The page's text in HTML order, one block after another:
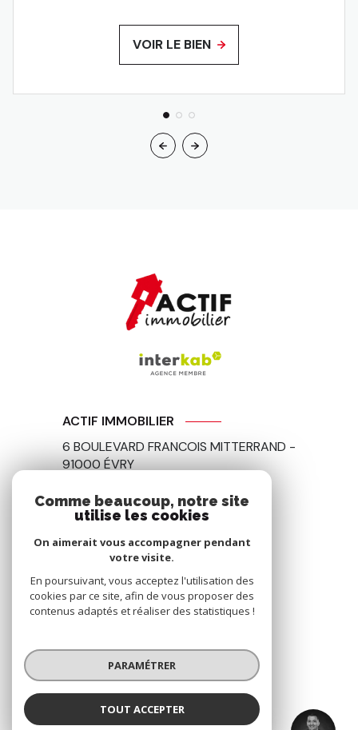
Hatim BENZIDAR
VOIR LE BIEN
ACTIF IMMOBILIER
6 BOULEVARD FRANCOIS MITTERRAND -
91000ÉVRY
01 81 85 06 80
contact@actif-immo91.fr
NOS RÉSEAUX
Nous suivre
Comme beaucoup, notre site
utilise les cookies
On aimerait vous accompagner pendant
votre visite.
En poursuivant, vous acceptez l'utilisation des
cookies par ce site, afin de vous proposer des
contenus adaptés et réaliser des statistiques !
PARAMÉTRER
TOUT ACCEPTER